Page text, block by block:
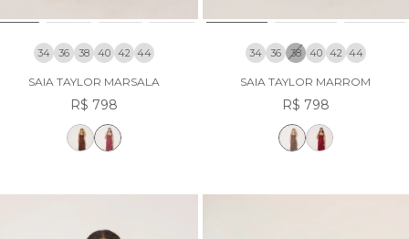
34 36 38 40 42 44
SAIA TAYLOR MARSALA
R$ 798
34 36 38 40 42 44
SAIA TAYLOR MARROM
R$ 798